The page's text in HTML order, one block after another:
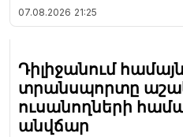
07.08.2026 21:25
Դիլիջանում
տրանսպորտը
ուսանողների
անվճար